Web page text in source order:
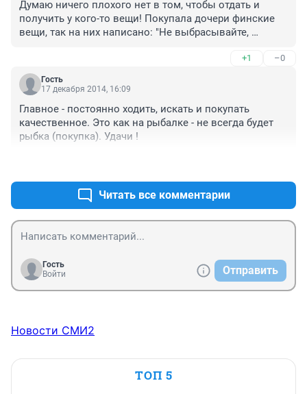
Думаю ничего плохого нет в том, чтобы отдать и
получить у кого-то вещи! Покупала дочери финские
вещи, так на них написано: "Не выбрасывайте,
нас в семье финский зимний костюм уже 4 ребенок
носит. Если вещи хорошие, почему бы их не носить.
Сейчас второму несколько раз новые вещи покупала,
вещи племянников. Иногда даже приятно бывает,
когда видишь на сыне вещь, в которой любимый
племянник ходил в аналогичном возрасте.
+1 –0
Гость
17 декабря 2014, 16:09
Главное - постоянно ходить, искать и покупать
качественное. Это как на рыбалке - не всегда будет
рыбка (покупка). Удачи !
Читать все комментарии
Гость
Войти
Отправить
Новости СМИ2
ТОП 5